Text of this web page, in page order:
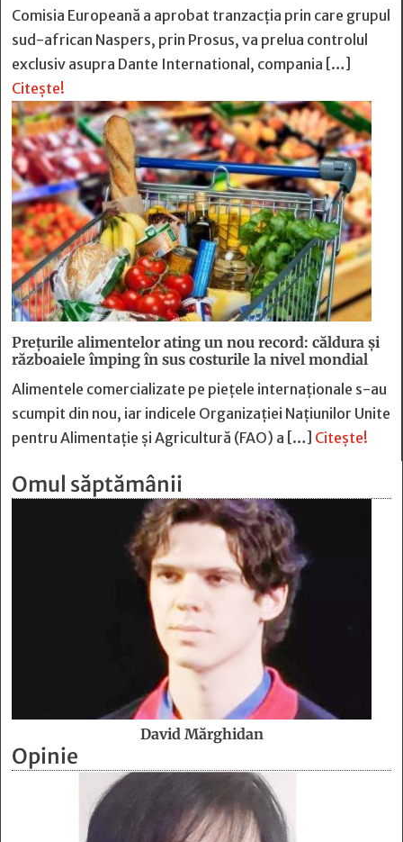
Comisia Europeană a aprobat tranzacția prin care grupul
sud-african Naspers, prin Prosus, va prelua controlul
exclusiv asupra Dante International, compania […]
Citește!
Prețurile alimentelor ating un nou record: căldura și
războaiele împing în sus costurile la nivel mondial
Alimentele comercializate pe piețele internaționale s-au
scumpit din nou, iar indicele Organizației Națiunilor Unite
pentru Alimentație și Agricultură (FAO) a […] Citește!
Omul săptămânii
David Mărghidan
Opinie